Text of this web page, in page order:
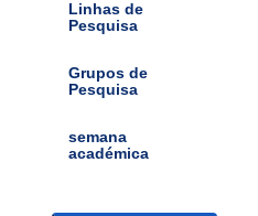
Linhas de
Pesquisa
Grupos de
Pesquisa
semana
académica